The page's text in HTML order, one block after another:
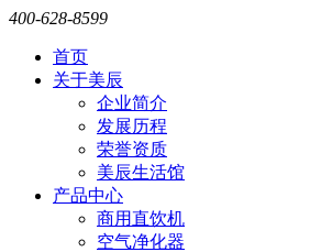
400-628-8599
首页
关于美辰
企业简介
发展历程
荣誉资质
美辰生活馆
产品中心
商用直饮机
空气净化器